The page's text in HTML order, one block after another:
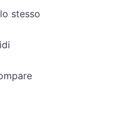
stesso